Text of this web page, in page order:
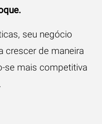
seu negócio
crescer de maneira
se mais competitiva